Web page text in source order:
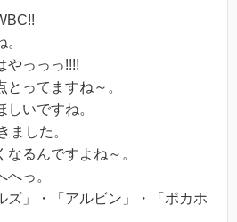
やっっっ!!!!
ってますね～。
いですね。
した。
るんですよね～。
っ。
ズ」・「アルビン」・「ポカホ